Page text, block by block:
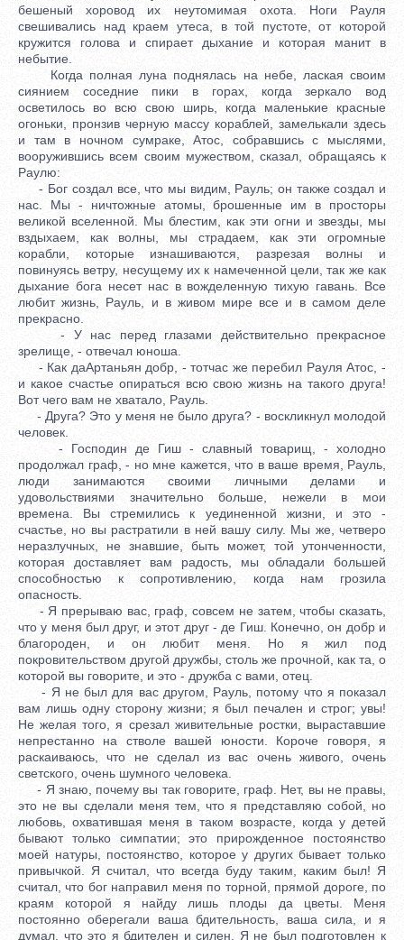
бешеный хоровод их неутомимая охота. Ноги Рауля
свешивались над краем утеса, в той пустоте, от которой
кружится голова и спирает дыхание и которая манит в
небытие.
Когда полная луна поднялась на небе, лаская своим
сиянием соседние пики в горах, когда зеркало вод
осветилось во всю свою ширь, когда маленькие красные
огоньки, пронзив черную массу кораблей, замелькали здесь
и там в ночном сумраке, Атос, собравшись с мыслями,
вооружившись всем своим мужеством, сказал, обращаясь к
Раулю:
- Бог создал все, что мы видим, Рауль; он также создал и
нас. Мы - ничтожные атомы, брошенные им в просторы
великой вселенной. Мы блестим, как эти огни и звезды, мы
вздыхаем, как волны, мы страдаем, как эти огромные
корабли, которые изнашиваются, разрезая волны и
повинуясь ветру, несущему их к намеченной цели, так же как
дыхание бога несет нас в вожделенную тихую гавань. Все
любит жизнь, Рауль, и в живом мире все и в самом деле
прекрасно.
- У нас перед глазами действительно прекрасное
зрелище, - отвечал юноша.
- Как даАртаньян добр, - тотчас же перебил Рауля Атос, -
и какое счастье опираться всю свою жизнь на такого друга!
Вот чего вам не хватало, Рауль.
- Друга? Это у меня не было друга? - воскликнул молодой
человек.
- Господин де Гиш - славный товарищ, - холодно
продолжал граф, - но мне кажется, что в ваше время, Рауль,
люди занимаются своими личными делами и
удовольствиями значительно больше, нежели в мои
времена. Вы стремились к уединенной жизни, и это -
счастье, но вы растратили в ней вашу силу. Мы же, четверо
неразлучных, не знавшие, быть может, той утонченности,
которая доставляет вам радость, мы обладали большей
способностью к сопротивлению, когда нам грозила
опасность.
- Я прерываю вас, граф, совсем не затем, чтобы сказать,
что у меня был друг, и этот друг - де Гиш. Конечно, он добр и
благороден, и он любит меня. Но я жил под
покровительством другой дружбы, столь же прочной, как та, о
которой вы говорите, и это - дружба с вами, отец.
- Я не был для вас другом, Рауль, потому что я показал
вам лишь одну сторону жизни; я был печален и строг; увы!
Не желая того, я срезал живительные ростки, выраставшие
непрестанно на стволе вашей юности. Короче говоря, я
раскаиваюсь, что не сделал из вас очень живого, очень
светского, очень шумного человека.
- Я знаю, почему вы так говорите, граф. Нет, вы не правы,
это не вы сделали меня тем, что я представляю собой, но
любовь, охватившая меня в таком возрасте, когда у детей
бывают только симпатии; это прирожденное постоянство
моей натуры, постоянство, которое у других бывает только
привычкой. Я считал, что всегда буду таким, каким был! Я
считал, что бог направил меня по торной, прямой дороге, по
краям которой я найду лишь плоды да цветы. Меня
постоянно оберегали ваша бдительность, ваша сила, и я
думал, что это я бдителен и силен. Я не был подготовлен к